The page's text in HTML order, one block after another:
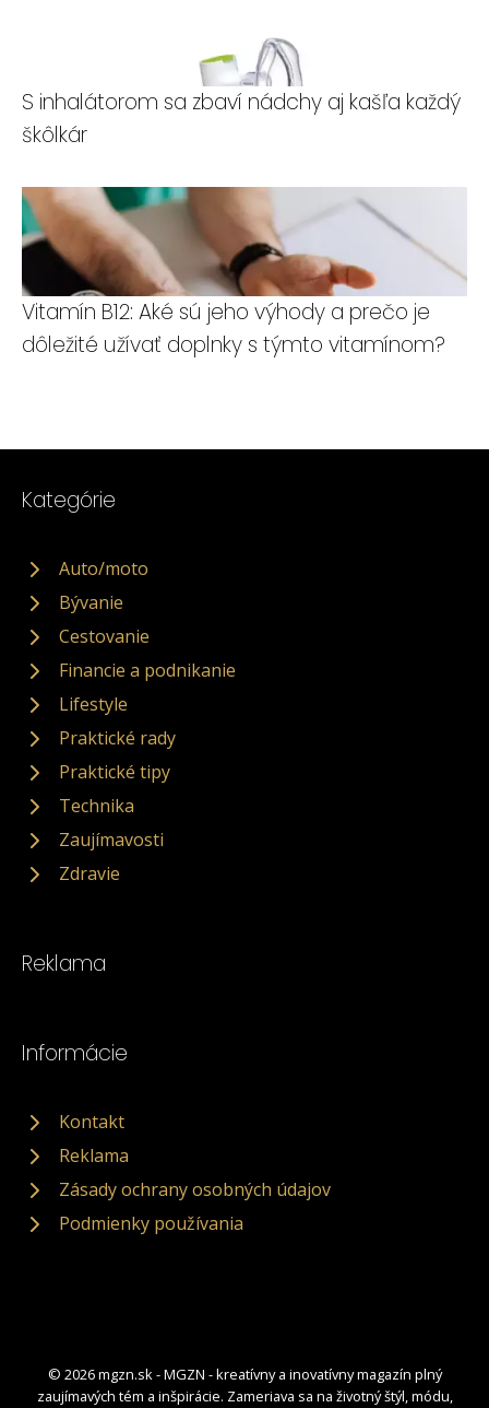
S inhalátorom sa zbaví nádchy aj kašľa každý
škôlkár
Vitamín B12: Aké sú jeho výhody a prečo je
dôležité užívať doplnky s týmto vitamínom?
Kategórie
Auto/moto
Bývanie
Cestovanie
Financie a podnikanie
Lifestyle
Praktické rady
Praktické tipy
Technika
Zaujímavosti
Zdravie
Reklama
Informácie
Kontakt
Reklama
Zásady ochrany osobných údajov
Podmienky používania
© 2026 mgzn.sk - MGZN - kreatívny a inovatívny magazín plný
zaujímavých tém a inšpirácie. Zameriava sa na životný štýl, módu,